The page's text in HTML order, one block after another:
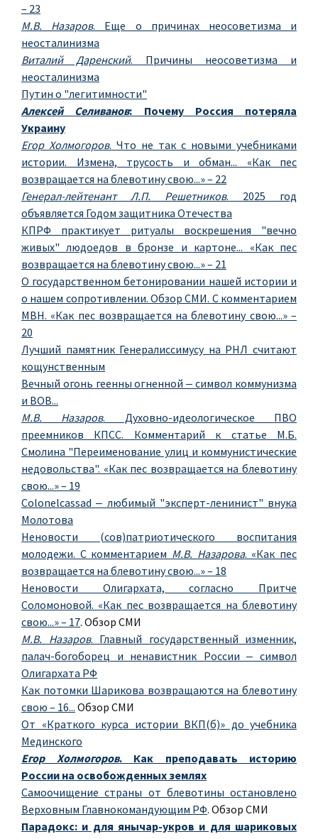
– 23
М.В. Назаров. Еще о причинах неосоветизма и
неосталинизма
Виталий Даренский. Причины неосоветизма и
неосталинизма
Путин о "легитимности"
Алексей Селиванов: Почему Россия потеряла
Украину
Егор Холмогоров. Что не так с новыми учебниками
истории. Измена, трусость и обман... «Как пес
возвращается на блевотину свою...» – 22
Генерал-лейтенант Л.П. Решетников. 2025 год
объявляется Годом защитника Отечества
КПРФ практикует ритуалы воскрешения "вечно
живых" людоедов в бронзе и картоне... «Как пес
возвращается на блевотину свою...» – 21
О государственном бетонировании нашей истории и
о нашем сопротивлении. Обзор СМИ. С комментарием
МВН. «Как пес возвращается на блевотину свою...» –
20
Лучший памятник Генералиссимусу на РНЛ считают
кощунственным
Вечный огонь геенны огненной ‒ символ коммунизма
и ВОВ...
М.В. Назаров. Духовно-идеологическое ПВО
преемников КПСС. Комментарий к статье М.Б.
Смолина "Переименование улиц и коммунистические
недовольства". «Как пес возвращается на блевотину
свою...» – 19
Colonelcassad ‒ любимый "эксперт-ленинист" внука
Молотова
Неновости (сов)патриотического воспитания
молодежи. С комментарием М.В. Назарова. «Как пес
возвращается на блевотину свою...» – 18
Неновости Олигархата, согласно Притче
Соломоновой. «Как пес возвращается на блевотину
свою...» – 17. Обзор СМИ
М.В. Назаров. Главный государственный изменник,
палач-богоборец и ненавистник России ‒ символ
Олигархата РФ
Как потомки Шарикова возвращаются на блевотину
свою – 16... Обзор СМИ
От «Краткого курса истории ВКП(б)» до учебника
Мединского
Егор Холмогоров. Как преподавать историю
России на освобожденных землях
Самоочищение страны от блевотины остановлено
Верховным Главнокомандующим РФ. Обзор СМИ
Парадокс: и для янычар-укров и для шариковых